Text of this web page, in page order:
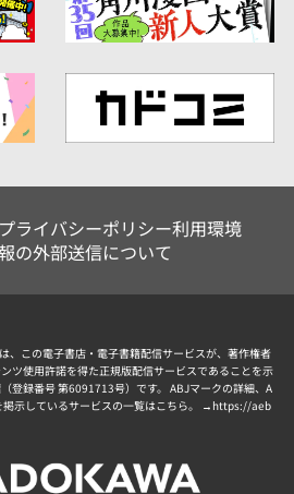
プライバシーポリシー利用環境
の外部送信について
、この電子書店・電子書籍配信サービスが、著作権者
ツ使用許諾を得た正規版配信サービスであることを示
登録番号 第6091713号）です。 ABJマークの詳細、A
掲示しているサービスの一覧はこちら。 → https://aeb